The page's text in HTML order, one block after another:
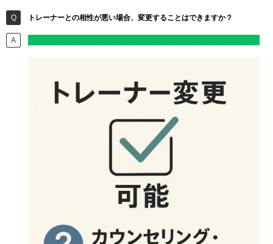
トレーナーとの相性が悪い場合、変更することはできますか？